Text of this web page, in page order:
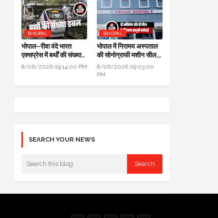
BHOPAL
भोपाल–रीवा वंदे भारत
एक्सप्रेस में बर्थों की संख्या
डबल से ज्यादा हुई
8/06/2026 09:14:00 PM
BHOPAL
भोपाल में निरामय अस्पताल
की सोनोग्राफी मशीन सील,
सीएमएचओ ने की कार्यवाही
8/06/2026 09:03:00
PM
SEARCH YOUR NEWS